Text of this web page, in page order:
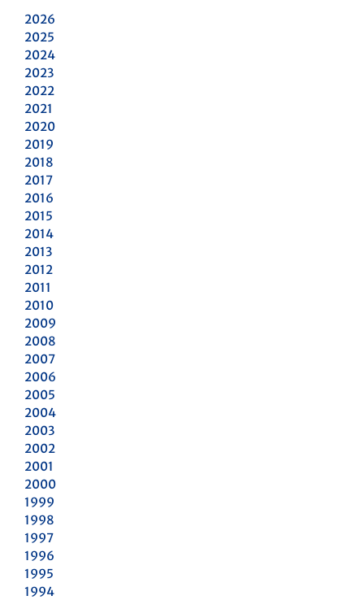
2026
2025
2024
2023
2022
2021
2020
2019
2018
2017
2016
2015
2014
2013
2012
2011
2010
2009
2008
2007
2006
2005
2004
2003
2002
2001
2000
1999
1998
1997
1996
1995
1994